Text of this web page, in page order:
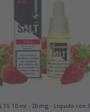
10 ml - 20 mg - Líquido con